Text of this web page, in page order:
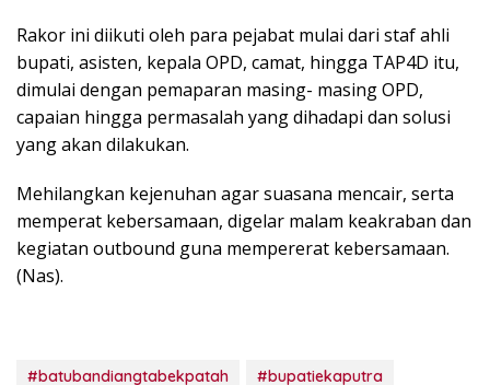
Rakor ini diikuti oleh para pejabat mulai dari staf ahli
bupati, asisten, kepala OPD, camat, hingga TAP4D itu,
dimulai dengan pemaparan masing- masing OPD,
capaian hingga permasalah yang dihadapi dan solusi
yang akan dilakukan.
Mehilangkan kejenuhan agar suasana mencair, serta
memperat kebersamaan, digelar malam keakraban dan
kegiatan outbound guna mempererat kebersamaan.
(Nas).
#batubandiangtabekpatah
#bupatiekaputra